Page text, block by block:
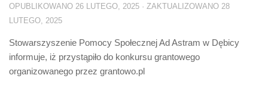
OPUBLIKOWANO 26 LUTEGO, 2025 · ZAKTUALIZOWANO 28
LUTEGO, 2025
Stowarszyszenie Pomocy Społecznej Ad Astram w Dębicy
informuje, iż przystąpiło do konkursu grantowego
organizowanego przez grantowo.pl